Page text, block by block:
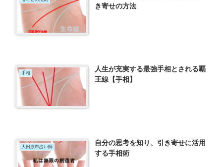
き寄せの方法
手相
人生が充実する最強手相とされる覇
王線【手相】
大田原市占い師
自分の思考を知り、引き寄せに活用
する手相術